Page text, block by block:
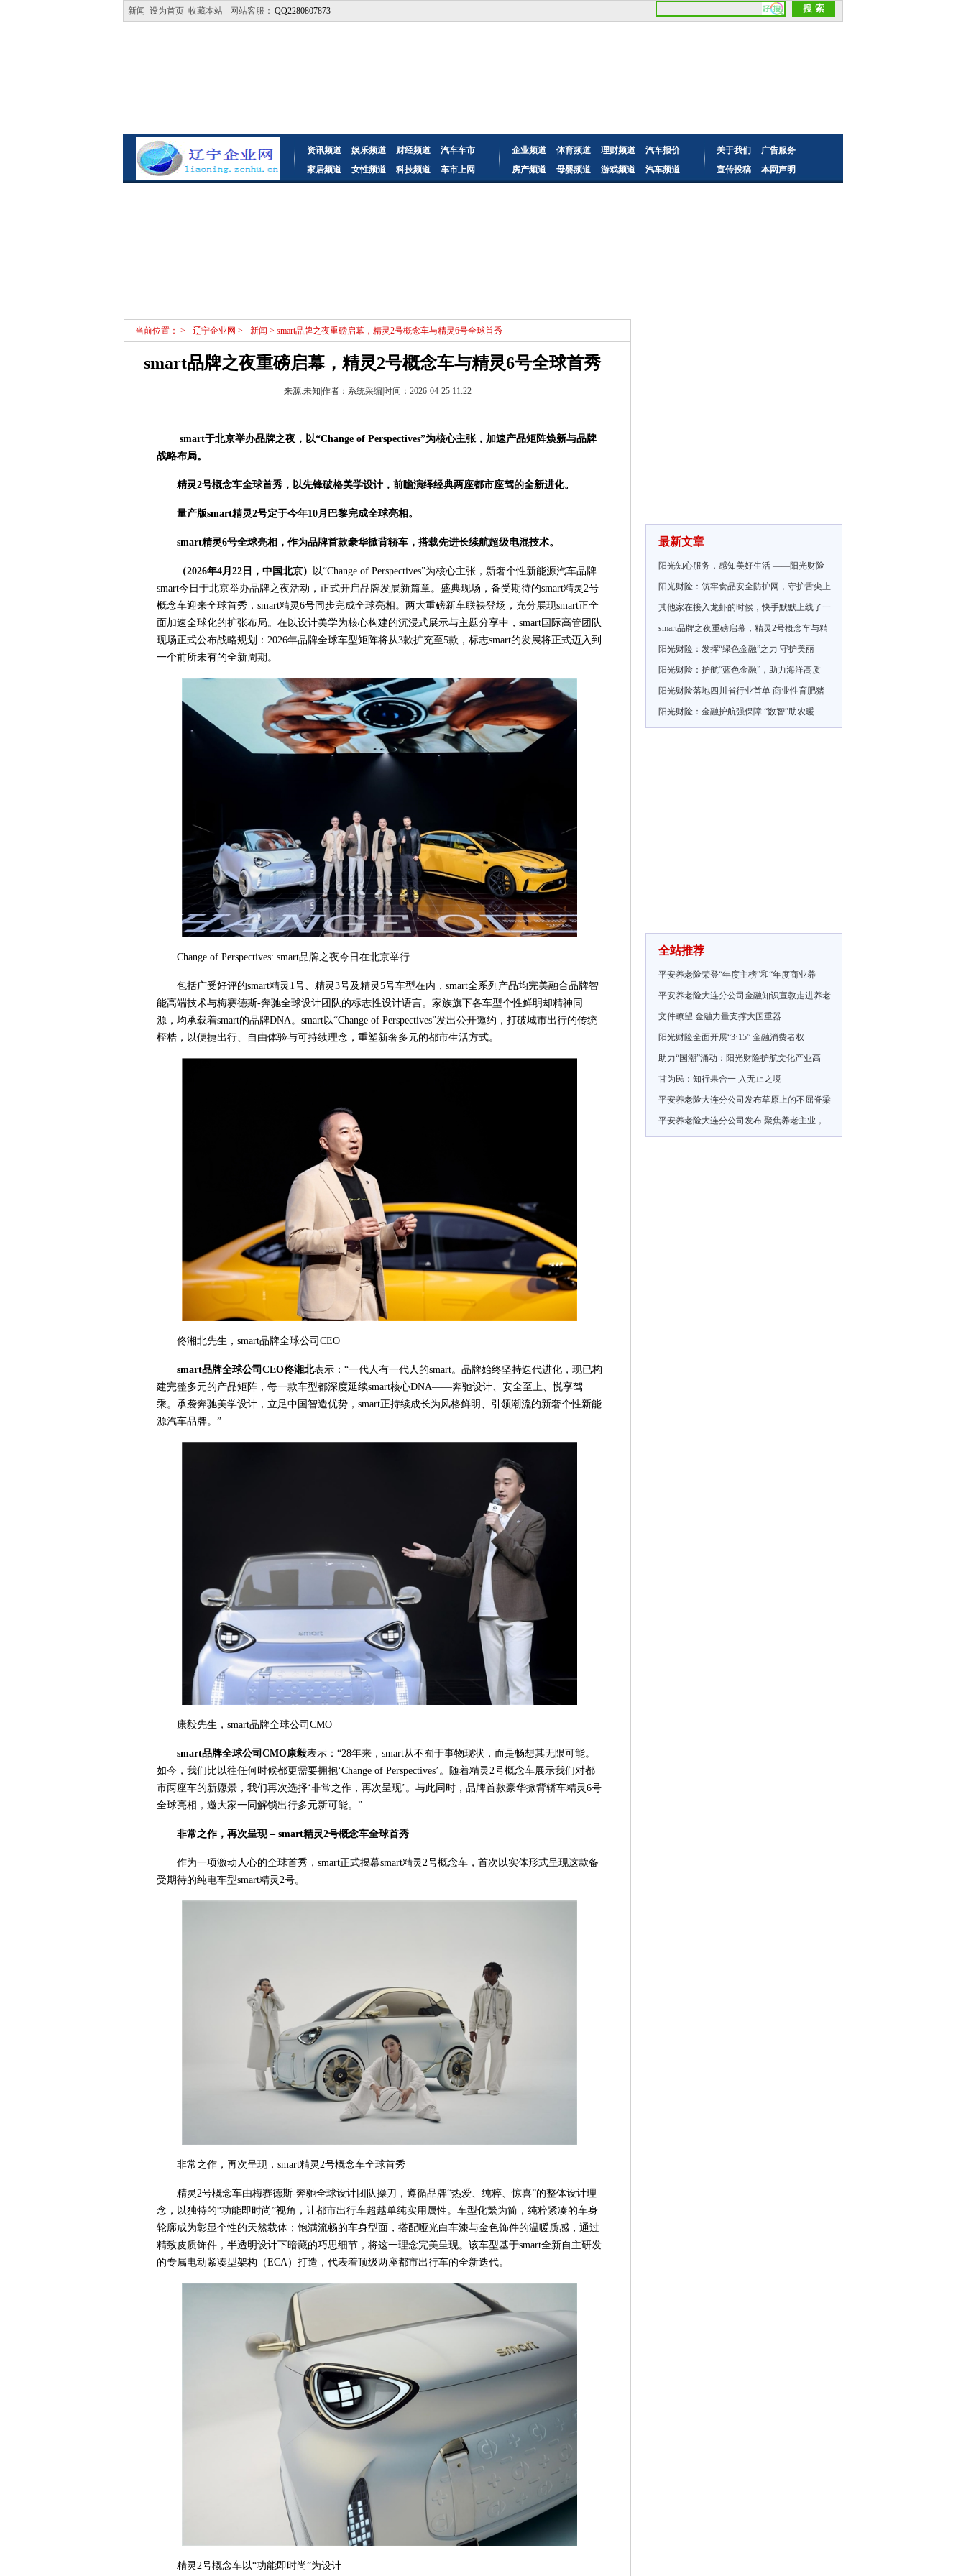
新闻 设为首页 收藏本站 网站客服： QQ2280807873
资讯频道 娱乐频道 财经频道
汽车车市
家居频道
女性频道 科技频道 车市上网
企业频道 体育频道 理财频道
汽车报价
房产频道
母婴频道 游戏频道 汽车频道
关于我们
广告服务
宣传投稿
本网声明
当前位置： > 辽宁企业网 > 新闻 > smart品牌之夜重磅启幕，精灵2号概念车与精灵6号全球首秀
smart品牌之夜重磅启幕，精灵2号概念车与精灵6号全球首秀
来源:未知|作者：系统采编|时间：2026-04-25 11:22
smart于北京举办品牌之夜，以“Change of Perspectives”为核心主张，加速产品矩阵焕新与品牌
战略布局。
精灵2号概念车全球首秀，以先锋破格美学设计， 前瞻演绎经典两座都市座驾的全新进化。
量产版smart精灵2号定于今年10月巴黎完成全球亮相。
smart精灵6号全球亮相，作为品牌首款豪华掀背轿车，搭载先进长续航超级电混技术。
（2026年4月 22 日，中国北京） 以“Change of Perspectives”为核心主张，新奢个性新能源汽车品牌
smart今日于北京举办品牌之夜活动，正式开启品牌发展新篇章。盛典现场，备受期待的smart精灵2号
概念车迎来全球首秀，smart精灵6号同步完成全球亮相。两大重磅新车联袂登场，充分展现smart正全
面加速全球化的扩张布局。在以设计美学为核心构建的沉浸式展示与主题分享中，smart国际高管团队
现场正式公布战略规划：2026年品牌全球车型矩阵将从3款扩充至5款，标志smart的发展将正式迈入到
一个前所未有的全新周期。
Change of Perspectives: smart品牌之夜今日在北京举行
包括广受好评的smart精灵1号、精灵3号及精灵5号车型在内，smart全系列产品均完美融合品牌智
能高端技术与梅赛德斯-奔驰全球设计团队的标志性设计语言。家族旗下各车型个性鲜明却精神同
源，均承载着smart的品牌DNA。smart以“Change of Perspectives”发出公开邀约，打破城市出行的传统
桎梏，以便捷出行、自由体验与可持续理念，重塑新奢多元的都市生活方式。
佟湘北先生，smart品牌全球公司CEO
smart品牌全球公司 CEO佟湘北表示：“一代人有一代人的smart。品牌始终坚持迭代进化，现已构
建完整多元的产品矩阵，每一款车型都深度延续smart核心DNA——奔驰设计、安全至上、悦享驾
乘。承袭奔驰美学设计，立足中国智造优势，smart正持续成长为风格鲜明、引领潮流的新奢个性新能
源汽车品牌。”
康毅先生，smart品牌全球公司CMO
smart品牌全球公司 CMO康毅表示：“28年来，smart从不囿于事物现状，而是畅想其无限可能。
如今，我们比以往任何时候都更需要拥抱‘Change of Perspectives’。随着精灵2号概念车展示我们对都
市两座车的新愿景，我们再次选择‘非常之作，再次呈现’。与此同时，品牌首款豪华掀背轿车精灵6号
全球亮相，邀大家一同解锁出行多元新可能。”
非常之作，再次呈现 – smart精灵2号概念车全球首秀
作为一项激动人心的全球首秀，smart正式揭幕smart精灵2号概念车，首次以实体形式呈现这款备
受期待的纯电车型smart精灵2号。
非常之作，再次呈现，smart精灵2号概念车全球首秀
精灵2号概念车由梅赛德斯-奔驰全球设计团队操刀，遵循品牌“热爱、纯粹、惊喜”的整体设计理
念，以独特的“功能即时尚”视角，让都市出行车超越单纯实用属性。车型化繁为简，纯粹紧凑的车身
轮廓成为彰显个性的天然载体；饱满流畅的车身型面，搭配哑光白车漆与金色饰件的温暖质感，通过
精致皮质饰件，半透明设计下暗藏的巧思细节，将这一理念完美呈现。该车型基于smart全新自主研发
的专属电动紧凑型架构（ECA）打造，代表着顶级两座都市出行车的全新迭代。
精灵2号概念车以“功能即时尚”为设计
最新文章
阳光知心服务，感知美好生活 ——阳光财险
阳光财险：筑牢食品安全防护网，守护舌尖上
其他家在接入龙虾的时候，快手默默上线了一
smart品牌之夜重磅启幕，精灵2号概念车与精
阳光财险：发挥“绿色金融”之力 守护美丽
阳光财险：护航“蓝色金融”，助力海洋高质
阳光财险落地四川省行业首单 商业性育肥猪
阳光财险：金融护航强保障 “数智”助农暖
全站推荐
平安养老险荣登“年度主榜”和“年度商业养
平安养老险大连分公司金融知识宣教走进养老
文件瞭望 金融力量支撑大国重器
阳光财险全面开展“3·15” 金融消费者权
助力“国潮”涌动：阳光财险护航文化产业高
甘为民：知行果合一 入无止之境
平安养老险大连分公司发布草原上的不屈脊梁
平安养老险大连分公司发布 聚焦养老主业，